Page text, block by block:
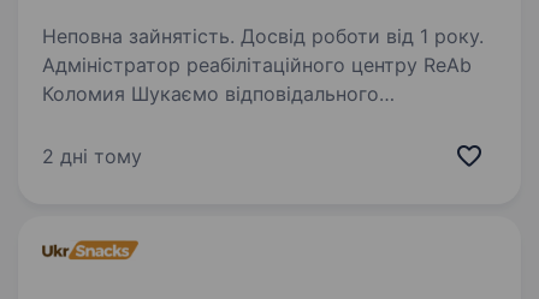
Неповна зайнятість. Досвід роботи від 1 року.
Адміністратор реабілітаційного центру ReAb
Коломия Шукаємо відповідального
Обов’язки: Робота з CRM-системою та ведення
2 дні тому